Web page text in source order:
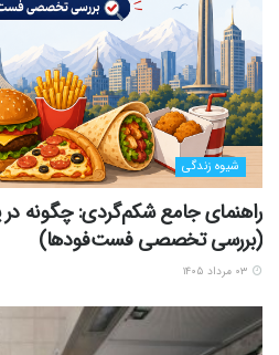
شیوه زندگی
راهنمای جامع شکم‌گردی: چگونه در
(بررسی تخصصی فست‌فودها)